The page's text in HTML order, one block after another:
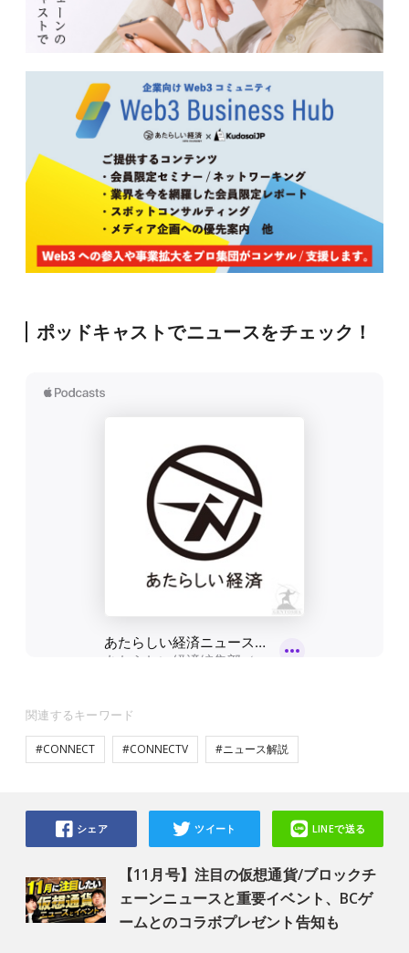
ポッドキャストでニュースをチェック！
関連するキーワード
#CONNECT #CONNECTV #ニュース解説
【11月号】注目の仮想通貨/ブロックチ
ェーンニュースと重要イベント、BCゲ
ームとのコラボプレゼント告知も
シェア ツイート LINEで送る